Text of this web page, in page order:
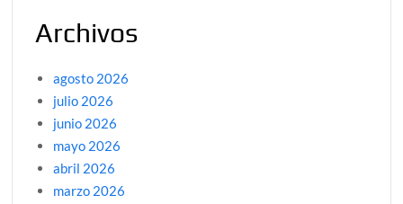
Archivos
agosto 2026
julio 2026
junio 2026
mayo 2026
abril 2026
marzo 2026